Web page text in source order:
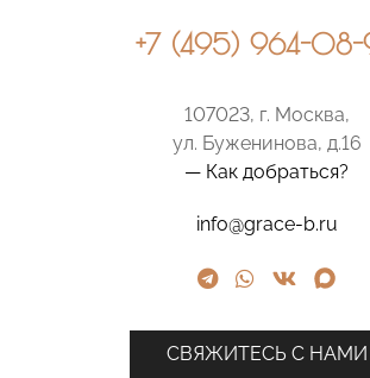
+7 (495) 964-08-
107023, г. Москва,
ул. Буженинова, д.16
— Как добраться?
info@grace-b.ru
СВЯЖИТЕСЬ С НАМИ